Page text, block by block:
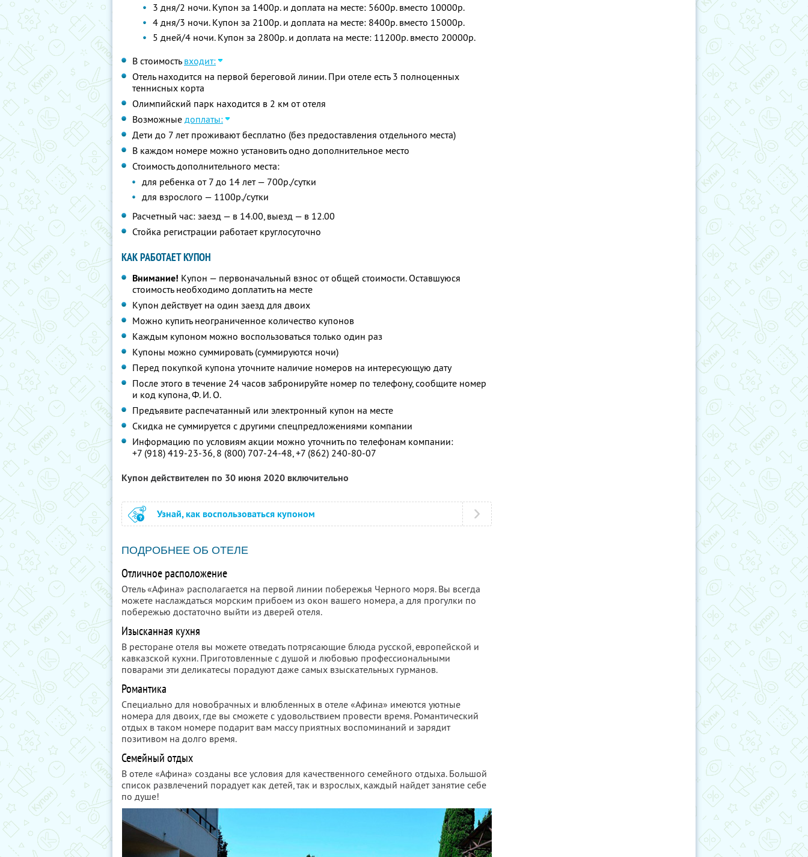
3 дня/2 ночи. Купон за 1400р. и доплата на месте: 5600р. вместо 10000р.
4 дня/3 ночи. Купон за 2100р. и доплата на месте: 8400р. вместо 15000р.
5 дней/4 ночи. Купон за 2800р. и доплата на месте: 11200р. вместо 20000р.
В стоимость входит:
Отель находится на первой береговой линии. При отеле есть 3 полноценных
теннисных корта
Олимпийский парк находится в 2 км от отеля
Возможные доплаты:
Дети до 7 лет проживают бесплатно (без предоставления отдельного места)
В каждом номере можно установить одно дополнительное место
Стоимость дополнительного места:
для ребенка от 7 до 14 лет — 700р./сутки
для взрослого — 1100р./сутки
Расчетный час: заезд — в 14.00, выезд — в 12.00
Стойка регистрации работает круглосуточно
КАК РАБОТАЕТ КУПОН
Внимание! Купон — первоначальный взнос от общей стоимости. Оставшуюся
стоимость необходимо доплатить на месте
Купон действует на один заезд для двоих
Можно купить неограниченное количество купонов
Каждым купоном можно воспользоваться только один раз
Купоны можно суммировать (суммируются ночи)
Перед покупкой купона уточните наличие номеров на интересующую дату
После этого в течение 24 часов забронируйте номер по телефону, сообщите номер
и код купона,Ф. И. О.
Предъявите распечатанный или электронный купон на месте
Скидка не суммируется с другими спецпредложениями компании
Информацию по условиям акции можно уточнить по телефонам компании:
+7 (918) 419-23-36, 8 (800) 707-24-48,+7 (862) 240-80-07
Купон действителен по 30 июня 2020 включительно
Узнай, как воспользоваться купоном
ПОДРОБНЕЕ ОБ ОТЕЛЕ
Отличное расположение
Отель «Афина» располагается на первой линии побережья Черного моря. Вы всегда
можете наслаждаться морским прибоем из окон вашего номера, а для прогулки по
побережью достаточно выйти из дверей отеля.
Изысканная кухня
В ресторане отеля вы можете отведать потрясающие блюда русской, европейской и
кавказской кухни. Приготовленные с душой и любовью профессиональными
поварами эти деликатесы порадуют даже самых взыскательных гурманов.
Романтика
Специально для новобрачных и влюбленных в отеле «Афина» имеются уютные
номера для двоих, где вы сможете с удовольствием провести время. Романтический
отдых в таком номере подарит вам массу приятных воспоминаний и зарядит
позитивом на долго время.
Семейный отдых
В отеле «Афина» созданы все условия для качественного семейного отдыха. Большой
список развлечений порадует как детей, так и взрослых, каждый найдет занятие себе
по душе!